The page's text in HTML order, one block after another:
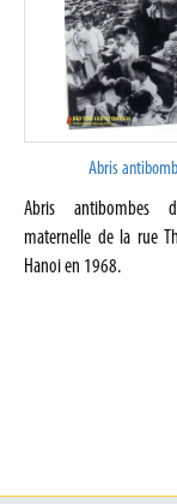
Abris
Abris antibombes
maternelle de la rue
Hanoi en 1968.